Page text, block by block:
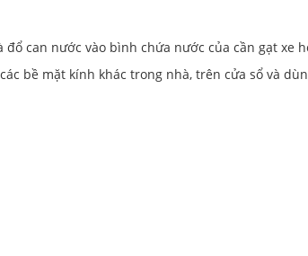
đổ can nước vào bình chứa nước của cần gạt xe
bề mặt kính khác trong nhà, trên cửa sổ và